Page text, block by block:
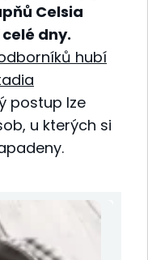
Celsia
dny.
hubí
postup lze
u kterých si